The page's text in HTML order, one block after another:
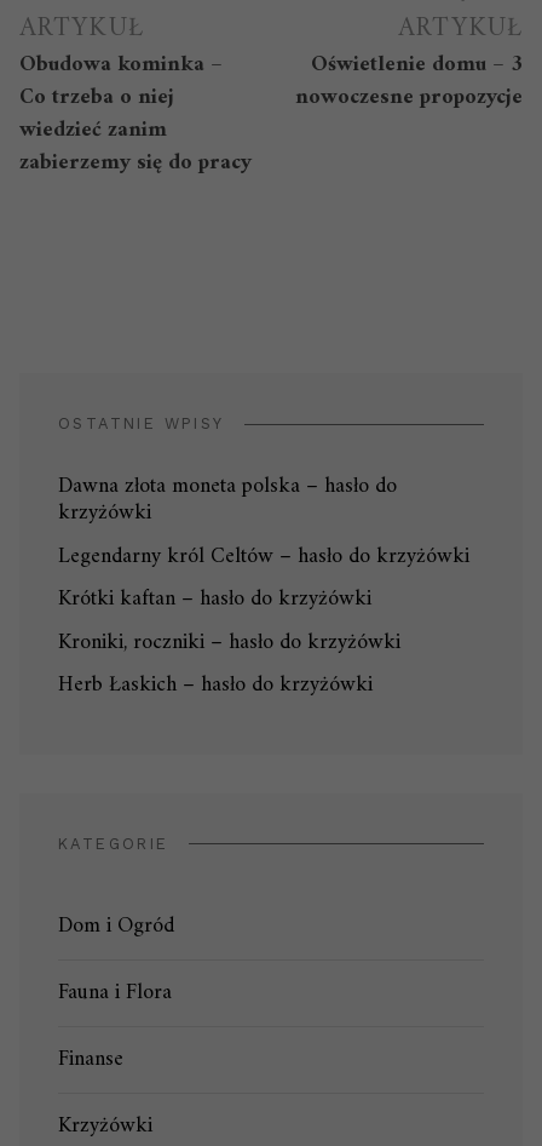
wpisu
ARTYKUŁ
Obudowa kominka –
Co trzeba o niej
wiedzieć zanim
zabierzemy się do pracy
ARTYKUŁ
Oświetlenie domu – 3
nowoczesne propozycje
OSTATNIE WPISY
Dawna złota moneta polska – hasło do
krzyżówki
Legendarny król Celtów – hasło do krzyżówki
Krótki kaftan – hasło do krzyżówki
Kroniki, roczniki – hasło do krzyżówki
Herb Łaskich – hasło do krzyżówki
KATEGORIE
Dom i Ogród
Fauna i Flora
Finanse
Krzyżówki